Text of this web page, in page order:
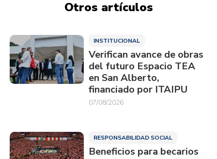
Otros artículos
INSTITUCIONAL
Verifican avance de obras
del futuro Espacio TEA
en San Alberto,
financiado por ITAIPU
07/08/2026
RESPONSABILIDAD SOCIAL
Beneficios para becarios